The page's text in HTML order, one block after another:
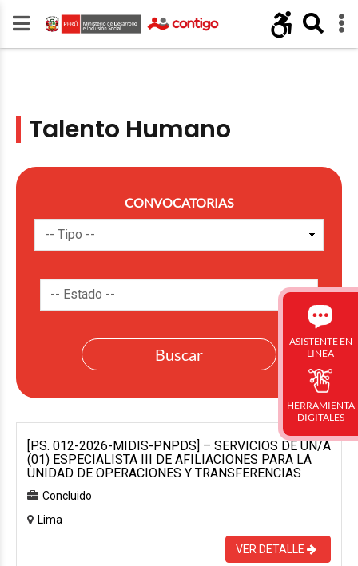
Talento Humano
CONVOCATORIAS
[P.S. 012-2026-MIDIS-PNPDS] – SERVICIOS DE UN/A
(01) ESPECIALISTA III DE AFILIACIONES PARA LA
UNIDAD DE OPERACIONES Y TRANSFERENCIAS
Concluido
Lima
VER DETALLE
ASISTENTE EN
LINEA
HERRAMIENTA
DIGITALES